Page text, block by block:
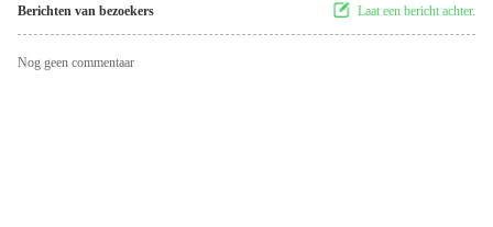
Berichten van bezoekers Laat een bericht achter.
Nog geen commentaar